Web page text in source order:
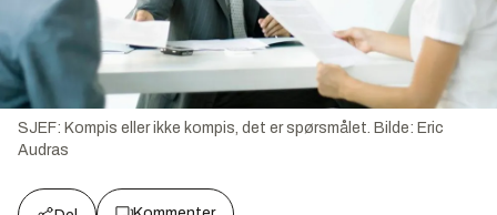
SJEF: Kompis eller ikke kompis, det er spørsmålet. Bilde: Eric
Audras